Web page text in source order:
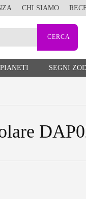
CHI SIAMO
PIANETI SEGNI